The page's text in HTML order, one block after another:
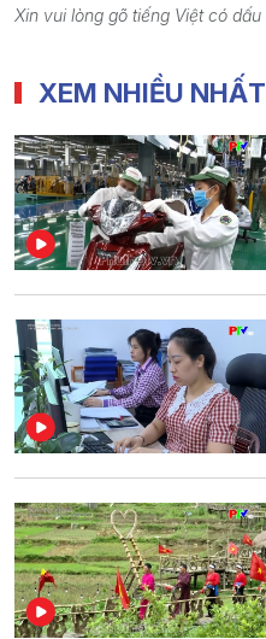
Xin vui lòng gõ tiếng Việt có dấu
XEM NHIỀU NHẤT